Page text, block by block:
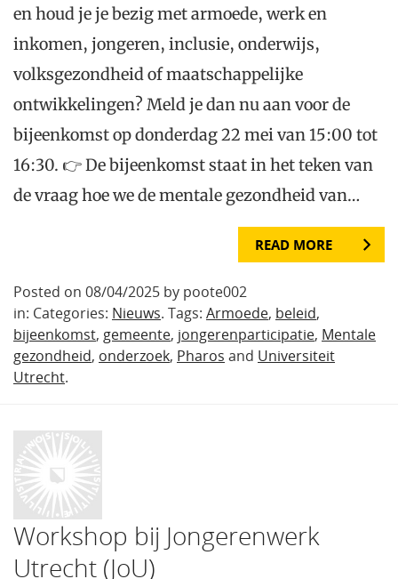
en houd je je bezig met armoede, werk en
inkomen, jongeren, inclusie, onderwijs,
volksgezondheid of maatschappelijke
ontwikkelingen? Meld je dan nu aan voor de
bijeenkomst op donderdag 22 mei van 15:00 tot
16:30. 👉 De bijeenkomst staat in het teken van
de vraag hoe we de mentale gezondheid van…
READ MORE
Posted on 08/04/2025 by poote002
in: Categories: Nieuws. Tags: Armoede, beleid,
bijeenkomst, gemeente, jongerenparticipatie, Mentale
gezondheid, onderzoek, Pharos and Universiteit
Utrecht.
Workshop bij Jongerenwerk
Utrecht (JoU)